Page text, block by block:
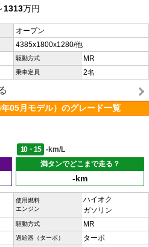
1313万円
オープン
4385x1800x1280/他
駆動方式 MR
乗車定員 2名
05月モデル）のグレード一覧
10・15
-km/L
満タンでどこまで走る？
-km
使用燃料
エンジン
ハイオク
ガソリン
駆動方式 MR
過給器（ターボ） ターボ